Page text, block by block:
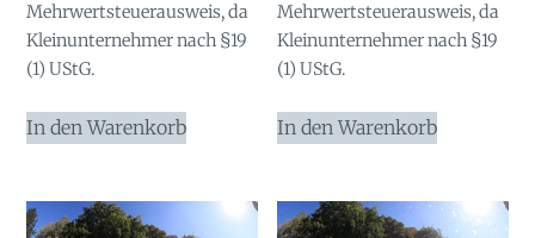
Mehrwertsteuerausweis, da
Kleinunternehmer nach §19
(1) UStG.
In den Warenkorb
Mehrwertsteuerausweis, da
Kleinunternehmer nach §19
(1) UStG.
In den Warenkorb